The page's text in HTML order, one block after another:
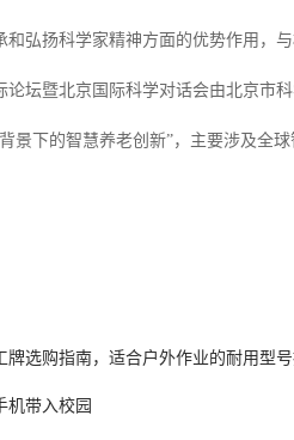
弘扬科学家精神方面的优势作用，
坛暨北京国际科学对话会由北京市
景下的智慧养老创新”，主要涉及全
牌选购指南，适合户外作业的耐用型
机带入校园